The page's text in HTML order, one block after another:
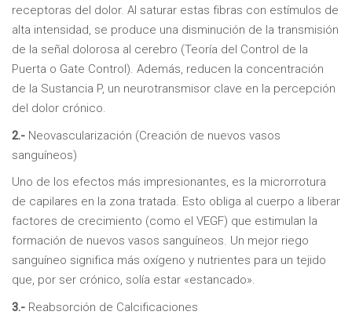
receptoras del dolor. Al saturar estas fibras con estímulos de
alta intensidad, se produce una disminución de la transmisión
de la señal dolorosa al cerebro (Teoría del Control de la
Puerta o Gate Control). Además, reducen la concentración
de la Sustancia P, un neurotransmisor clave en la percepción
del dolor crónico.
2.- Neovascularización (Creación de nuevos vasos
sanguíneos)
Uno de los efectos más impresionantes, es la microrrotura
de capilares en la zona tratada. Esto obliga al cuerpo a liberar
factores de crecimiento (como el VEGF) que estimulan la
formación de nuevos vasos sanguíneos. Un mejor riego
sanguíneo significa más oxígeno y nutrientes para un tejido
que, por ser crónico, solía estar «estancado».
3.- Reabsorción de Calcificaciones